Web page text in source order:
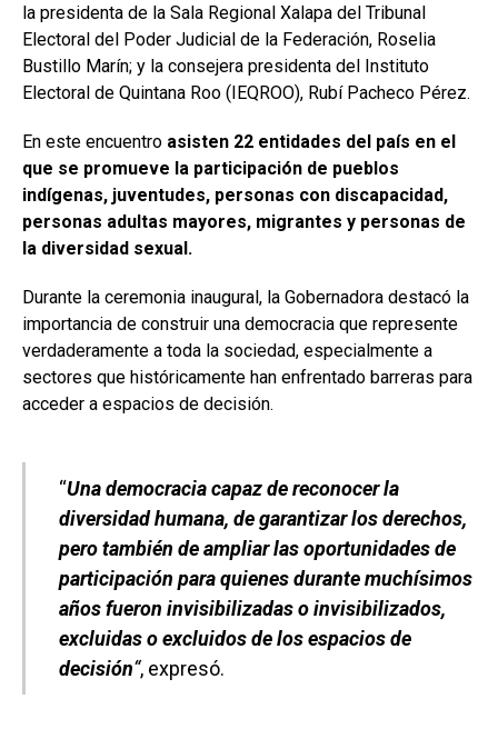
la presidenta de la Sala Regional Xalapa del Tribunal
Electoral del Poder Judicial de la Federación, Roselia
Bustillo Marín; y la consejera presidenta del Instituto
Electoral de Quintana Roo (IEQROO), Rubí Pacheco Pérez.
En este encuentro asisten 22 entidades del país en el
que se promueve la participación de pueblos
indígenas, juventudes, personas con discapacidad,
personas adultas mayores, migrantes y personas de
la diversidad sexual.
Durante la ceremonia inaugural, la Gobernadora destacó la
importancia de construir una democracia que represente
verdaderamente a toda la sociedad, especialmente a
sectores que históricamente han enfrentado barreras para
acceder a espacios de decisión.
“Una democracia capaz de reconocer la
diversidad humana, de garantizar los derechos,
pero también de ampliar las oportunidades de
participación para quienes durante muchísimos
años fueron invisibilizadas o invisibilizados,
excluidas o excluidos de los espacios de
decisión“, expresó.